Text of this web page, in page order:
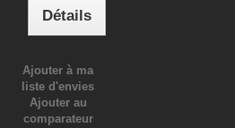
Détails
Ajouter à ma
liste d'envies
Ajouter au
comparateur